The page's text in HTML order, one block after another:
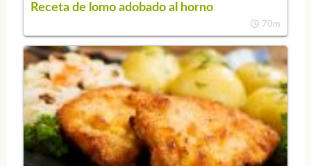
Receta de lomo adobado al horno
70m